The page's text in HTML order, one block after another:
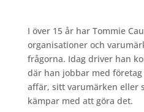
I över 15 år har Tommie
organisationer och
frågorna. Idag driver han
där han jobbar med
affär, sitt varumärken eller
kämpar med att göra det.